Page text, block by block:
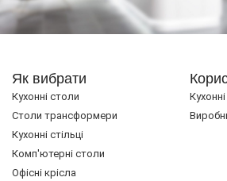
Як вибрати
Кухонні столи
Cтоли трансформери
Кухонні стільці
Комп'ютерні столи
Офісні крісла